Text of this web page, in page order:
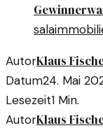
AutorKlaus
Datum24. Mai
Lesezeit1 Min.
AutorKlaus